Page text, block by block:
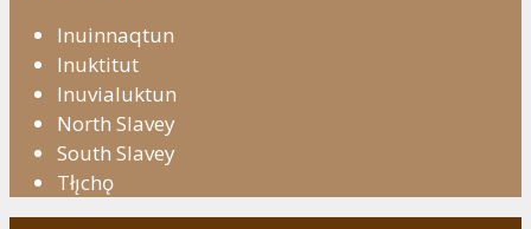
Inuinnaqtun
Inuktitut
Inuvialuktun
North Slavey
South Slavey
Tłı̨chǫ